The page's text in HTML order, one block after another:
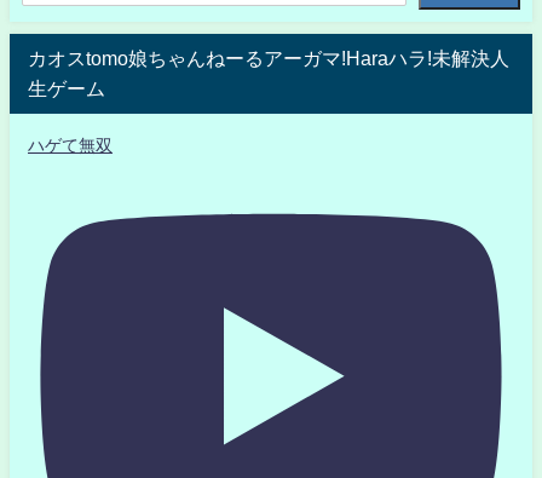
カオスtomo娘ちゃんねーるアーガマ!Haraハラ!未解決人
生ゲーム
ハゲて無双